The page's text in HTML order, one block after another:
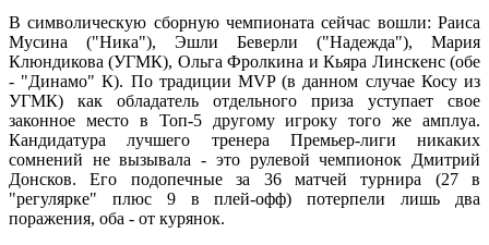
В символическую сборную чемпионата сейчас вошли: Раиса
Мусина ("Ника"), Эшли Беверли ("Надежда"), Мария
Клюндикова (УГМК), Ольга Фролкина и Кьяра Линскенс (обе
- "Динамо" К). По традиции MVP (в данном случае Косу из
УГМК) как обладатель отдельного приза уступает свое
законное место в Топ-5 другому игроку того же амплуа.
Кандидатура лучшего тренера Премьер-лиги никаких
сомнений не вызывала - это рулевой чемпионок Дмитрий
Донсков. Его подопечные за 36 матчей турнира (27 в
"регулярке" плюс 9 в плей-офф) потерпели лишь два
поражения, оба - от курянок.